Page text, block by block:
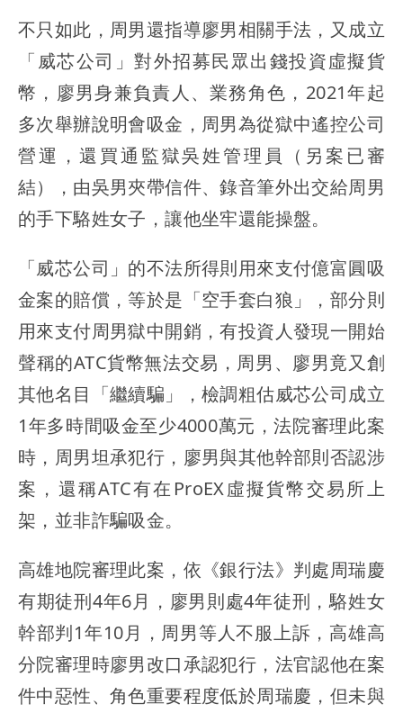
不只如此，周男還指導廖男相關手法，又成立
「威芯公司」對外招募民眾出錢投資虛擬貨
幣，廖男身兼負責人、業務角色，2021年起
多次舉辦說明會吸金，周男為從獄中遙控公司
營運，還買通監獄吳姓管理員（另案已審
結），由吳男夾帶信件、錄音筆外出交給周男
的手下駱姓女子，讓他坐牢還能操盤。
「威芯公司」的不法所得則用來支付億富圓吸
金案的賠償，等於是「空手套白狼」，部分則
用來支付周男獄中開銷，有投資人發現一開始
聲稱的ATC貨幣無法交易，周男、廖男竟又創
其他名目「繼續騙」，檢調粗估威芯公司成立
1年多時間吸金至少4000萬元，法院審理此案
時，周男坦承犯行，廖男與其他幹部則否認涉
案，還稱ATC有在ProEX虛擬貨幣交易所上
架，並非詐騙吸金。
高雄地院審理此案，依《銀行法》判處周瑞慶
有期徒刑4年6月，廖男則處4年徒刑，駱姓女
幹部判1年10月，周男等人不服上訴，高雄高
分院審理時廖男改口承認犯行，法官認他在案
件中惡性、角色重要程度低於周瑞慶，但未與